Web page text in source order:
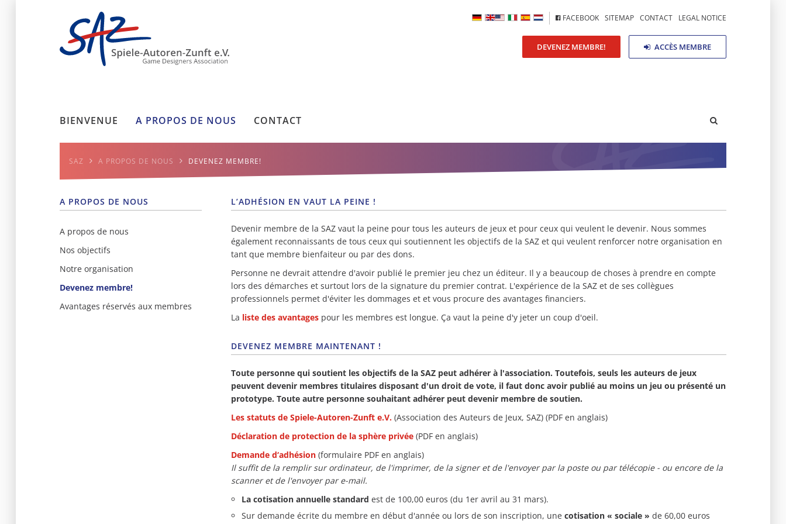
DEVENEZ MEMBRE! ACCÈS MEMBRE
FACEBOOK SITEMAP CONTACT LEGAL NOTICE
BIENVENUE A PROPOS DE NOUS CONTACT
SAZ A PROPOS DE NOUS DEVENEZ MEMBRE!
A PROPOS DE NOUS
A propos de nous
Nos objectifs
Notre organisation
Devenez membre!
Avantages réservés aux membres
L’ADHÉSION EN VAUT LA PEINE !
Devenir membre de la SAZ vaut la peine pour tous les auteurs de jeux et pour ceux qui veulent le devenir. Nous sommes
également reconnaissants de tous ceux qui soutiennent les objectifs de la SAZ et qui veulent renforcer notre organisation en
tant que membre bienfaiteur ou par des dons.
Personne ne devrait attendre d'avoir publié le premier jeu chez un éditeur. Il y a beaucoup de choses à prendre en compte
lors des démarches et surtout lors de la signature du premier contrat. L'expérience de la SAZ et de ses collègues
professionnels permet d'éviter les dommages et et vous procure des avantages financiers.
La liste des avantagespour les membres est longue. Ça vaut la peine d'y jeter un coup d'oeil.
DEVENEZ MEMBRE MAINTENANT !
Toute personne qui soutient les objectifs de la SAZ peut adhérer à l'association. Toutefois, seuls les auteurs de jeux
peuvent devenir membres titulaires disposant d'un droit de vote, il faut donc avoir publié au moins un jeu ou présenté un
prototype. Toute autre personne souhaitant adhérer peut devenir membre de soutien.
Les statuts de Spiele-Autoren-Zunft e.V.(Association des Auteurs de Jeux, SAZ) (PDF en anglais)
Déclaration de protection de la sphère privée(PDF en anglais)
Demande d‘adhésion (formulaire PDF en anglais)
Il suffit de la remplir sur ordinateur, de l'imprimer, de la signer et de l'envoyer par la poste ou par télécopie - ou encore de la
scanner et de l'envoyer par e-mail.
La cotisation annuelle standard est de 100,00 euros (du 1er avril au 31 mars).
Sur demande écrite du membre en début d'année ou lors de son inscription, une cotisation « sociale » de 60,00 euros